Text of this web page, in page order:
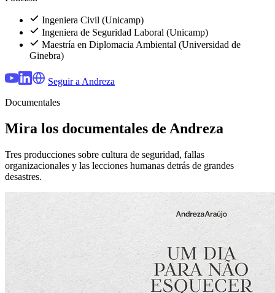
Ingeniera Civil (Unicamp)
Ingeniera de Seguridad Laboral (Unicamp)
Maestría en Diplomacia Ambiental (Universidad de
Ginebra)
Seguir a Andreza
Documentales
Mira los documentales de Andreza
Tres producciones sobre cultura de seguridad, fallas
organizacionales y las lecciones humanas detrás de grandes
desastres.